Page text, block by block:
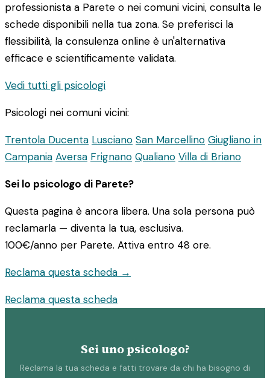
professionista a Parete o nei comuni vicini, consulta le
schede disponibili nella tua zona. Se preferisci la
flessibilità, la consulenza online è un'alternativa
efficace e scientificamente validata.
Vedi tutti gli psicologi
Psicologi nei comuni vicini:
Trentola Ducenta Lusciano San Marcellino Giugliano in
Campania Aversa Frignano Qualiano Villa di Briano
Sei lo psicologo di Parete?
Questa pagina è ancora libera. Una sola persona può
reclamarla — diventa la tua, esclusiva.
100€/anno per Parete. Attiva entro 48 ore.
Reclama questa scheda →
Reclama questa scheda
Sei uno psicologo?
Reclama la tua scheda e fatti trovare da chi ha bisogno di